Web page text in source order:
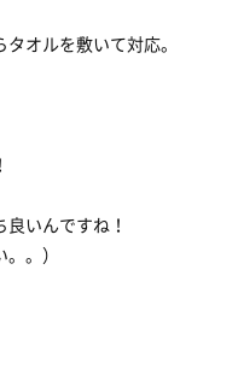
オルを敷いて対応。
いんですね！
。）